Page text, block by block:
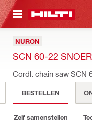
HOOFDINHOUD
NURON
SCN 60-22
Cordl. chain saw SCN
BESTELLEN
Zelf samenstellen